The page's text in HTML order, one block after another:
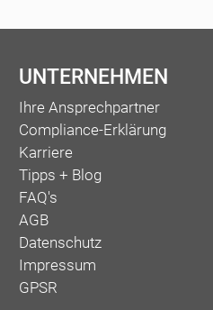
UNTERNEHMEN
Ihre Ansprechpartner
Compliance-Erklärung
Karriere
Tipps + Blog
FAQ's
AGB
Datenschutz
Impressum
GPSR